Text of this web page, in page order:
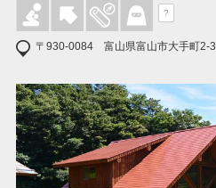
?
〒930-0084 富山県富山市大手町2-3